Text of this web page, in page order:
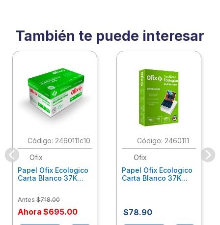
También te puede interesar
: 2460111c10
Ofix
Papel Ofix Ecologico
Carta Blanco 37K
Antes $718.00
Ahora $695.00
: 2460111
Ofix
Papel Ofix Ecologico
Carta Blanco 37K
$78.90